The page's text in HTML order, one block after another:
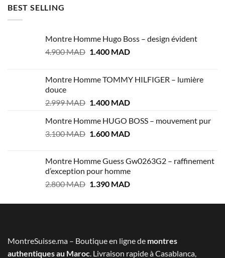
BEST SELLING
Montre Homme Hugo Boss – design évident
4.900MAD Le
était :
1.400 MADLe
est :
Montre Homme TOMMY HILFIGER – lumière
douce
2.999MAD Le
initial
était :
1.400 MADLe
actuel
est :
Montre Homme HUGO BOSS – mouvement pur
3.100MAD Le
était :
3.100 MAD.
1.600 MADLe
est :
1.600 MAD.
Montre Homme Guess Gw0263G2 – raffinement
d’exception pour homme
2.800MAD Le
initial
1.390 MADLe
actuel
MontreSuisse.ma – Boutique en ligne de montres
authentiques au Maroc. Livraison rapide à Casablanca,